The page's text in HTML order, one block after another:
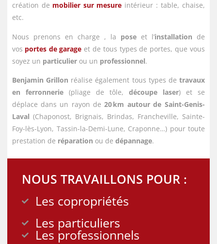
création de mobilier sur mesure intérieur : table, chaise,
etc.
Nous prenons en charge , la pose et l’installation de
vos portes de garage et de tous types de portes, que vous
soyez un particulier ou un professionnel.
Benjamin Grillon réalise également tous types de travaux
en ferronnerie (pliage de tôle, découpe laser) et se
déplace dans un rayon de 20 km autour de Saint-Genis-
Laval (Chaponost, Brignais, Brindas, Francheville, Sainte-
Foy-lès-Lyon, Tassin-la-Demi-Lune, Craponne…) pour toute
prestation de réparation ou de dépannage.
NOUS TRAVAILLONS POUR :
Les copropriétés
Les particuliers
Les professionnels